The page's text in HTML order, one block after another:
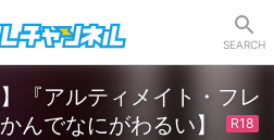
SEARCH
】『アルティメイト・フレ
んでなにがわるい】